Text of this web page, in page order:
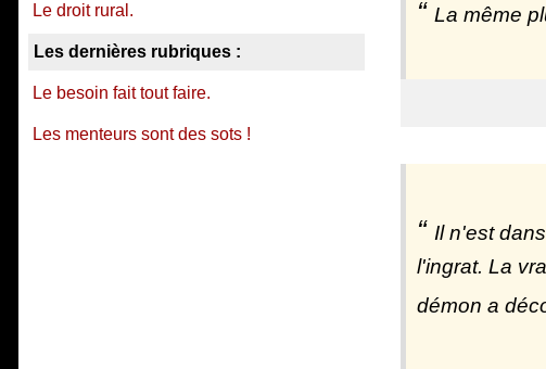
La même
Il n'est
l'ingrat. La
démon a
Le droit rural.
Les dernières rubriques :
Le besoin fait tout faire.
Les menteurs sont des sots !